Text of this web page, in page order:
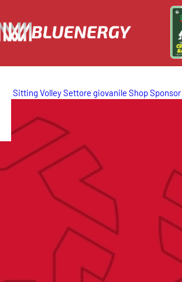
Sitting VolleySettore giovanile ShopSponsor